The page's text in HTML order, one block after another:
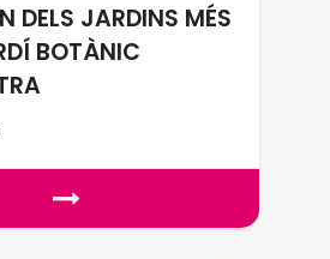
DELS JARDINS MÉS
BOTÀNIC
VISITEM UN DELS JARDINS